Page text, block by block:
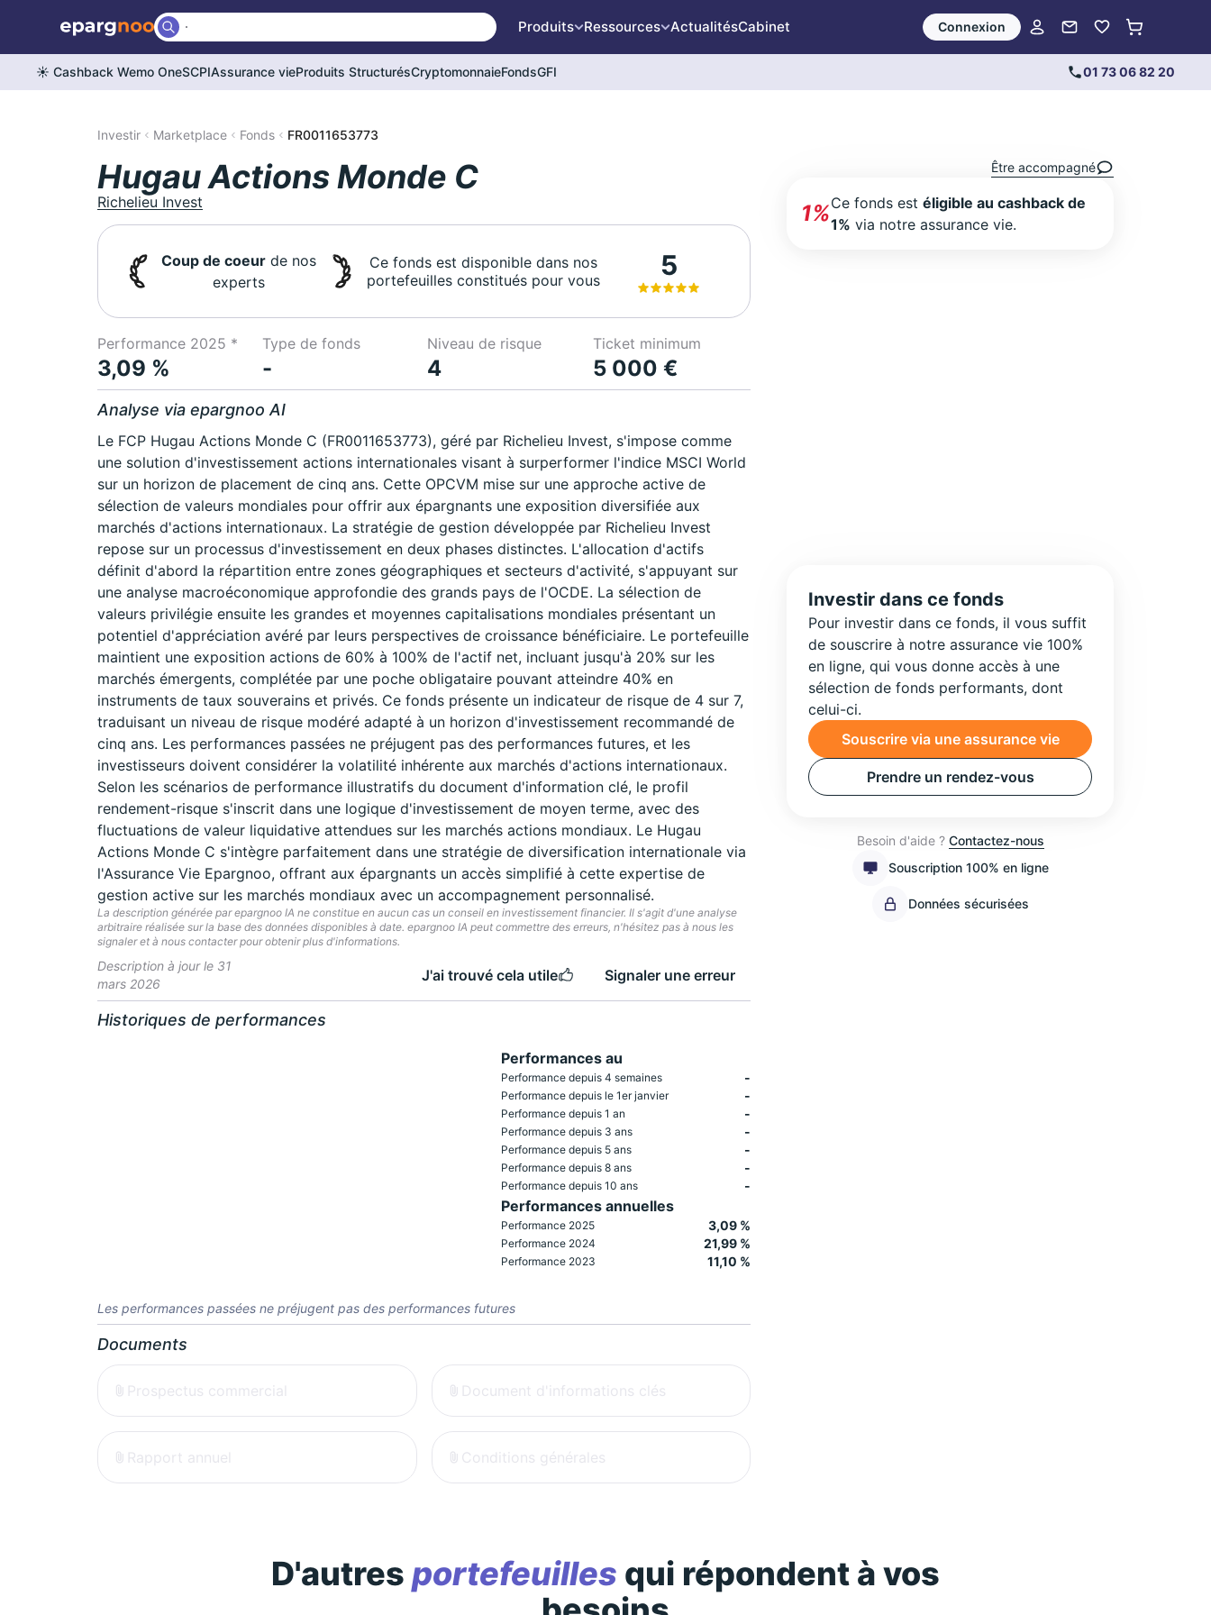
Produits Ressources ActualitésCabinet Connexion
☀️ Cashback Wemo OneSCPIAssurance vieProduits StructurésCryptomonnaieFondsGFI 01 73 06 82 20
Investir Marketplace Fonds FR0011653773
Hugau Actions Monde C
Richelieu Invest
Coup de coeurde nos
experts
Ce fonds est disponible dans nos
portefeuilles constitués pour vous
5
Performance 2025 *
3,09 %
Type de fonds
-
Niveau de risque
4
Ticket minimum
5 000 €
Analyse via epargnoo AI
Le FCP Hugau Actions Monde C (FR0011653773), géré par Richelieu Invest, s'impose comme
une solution d'investissement actions internationales visant à surperformer l'indice MSCI World
sur un horizon de placement de cinq ans. Cette OPCVM mise sur une approche active de
sélection de valeurs mondiales pour offrir aux épargnants une exposition diversifiée aux
marchés d'actions internationaux. La stratégie de gestion développée par Richelieu Invest
repose sur un processus d'investissement en deux phases distinctes. L'allocation d'actifs
définit d'abord la répartition entre zones géographiques et secteurs d'activité, s'appuyant sur
une analyse macroéconomique approfondie des grands pays de l'OCDE. La sélection de
valeurs privilégie ensuite les grandes et moyennes capitalisations mondiales présentant un
potentiel d'appréciation avéré par leurs perspectives de croissance bénéficiaire. Le portefeuille
maintient une exposition actions de 60% à 100% de l'actif net, incluant jusqu'à 20% sur les
marchés émergents, complétée par une poche obligataire pouvant atteindre 40% en
instruments de taux souverains et privés. Ce fonds présente un indicateur de risque de 4 sur 7,
traduisant un niveau de risque modéré adapté à un horizon d'investissement recommandé de
cinq ans. Les performances passées ne préjugent pas des performances futures, et les
investisseurs doivent considérer la volatilité inhérente aux marchés d'actions internationaux.
Selon les scénarios de performance illustratifs du document d'information clé, le profil
rendement-risque s'inscrit dans une logique d'investissement de moyen terme, avec des
fluctuations de valeur liquidative attendues sur les marchés actions mondiaux. Le Hugau
Actions Monde C s'intègre parfaitement dans une stratégie de diversification internationale via
l'Assurance Vie Epargnoo, offrant aux épargnants un accès simplifié à cette expertise de
gestion active sur les marchés mondiaux avec un accompagnement personnalisé.
La description générée par epargnoo IA ne constitue en aucun cas un conseil en investissement financier. Il s'agit d'une analyse
arbitraire réalisée sur la base des données disponibles à date. epargnoo IA peut commettre des erreurs, n'hésitez pas à nous les
signaler et à nous contacter pour obtenir plus d'informations.
Description à jour le 31
mars 2026
J'ai trouvé cela utile Signaler une erreur
Historiques de performances
Performances au
Performance depuis 4 semaines -
Performance depuis le 1er janvier -
Performance depuis 1 an -
Performance depuis 3 ans -
Performance depuis 5 ans -
Performance depuis 8 ans -
Performance depuis 10 ans -
Performances annuelles
Performance 2025 3,09 %
Performance 2024 21,99 %
Performance 2023 11,10 %
Les performances passées ne préjugent pas des performances futures
Documents
Prospectus commercial Document d'informations clés
Rapport annuel Conditions générales
Être accompagné
1%Ce fonds estéligible au cashback de
1% via notre assurance vie.
Investir dans ce fonds
Pour investir dans ce fonds, il vous suffit
de souscrire à notre assurance vie 100%
en ligne, qui vous donne accès à une
sélection de fonds performants, dont
celui-ci.
Souscrire via une assurance vie
Prendre un rendez-vous
Besoin d'aide ? Contactez-nous
Souscription 100% en ligne
Données sécurisées
D'autres portefeuilles qui répondent à vos